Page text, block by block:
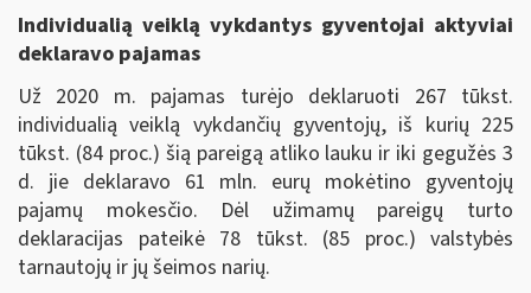
Individualią veiklą vykdantys gyventojai aktyviai
deklaravo pajamas
Už 2020 m. pajamas turėjo deklaruoti 267 tūkst.
individualią veiklą vykdančių gyventojų, iš kurių 225
tūkst. (84 proc.) šią pareigą atliko lauku ir iki gegužės 3
d. jie deklaravo 61 mln. eurų mokėtino gyventojų
pajamų mokesčio. Dėl užimamų pareigų turto
deklaracijas pateikė 78 tūkst. (85 proc.) valstybės
tarnautojų ir jų šeimos narių.